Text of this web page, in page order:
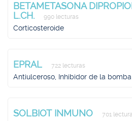
BETAMETASONA
L.CH.
990 lecturas
Corticosteroide
EPRAL 722 lecturas
Antiulceroso, Inhibidor de la
SOLBIOT INMUNO 701